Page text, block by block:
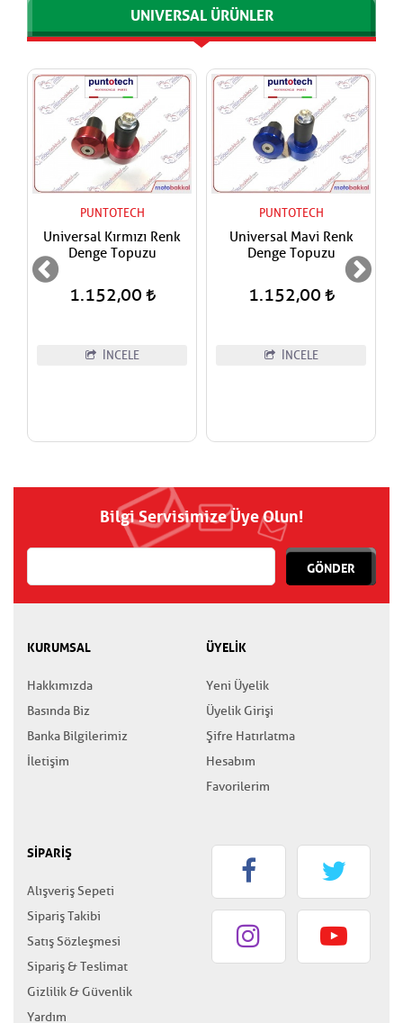
UNIVERSAL ÜRÜNLER
PUNTOTECH
Universal Kırmızı Renk
Denge Topuzu
1.152,00
İNCELE
PUNTOTECH
Universal Mavi Renk
Denge Topuzu
1.152,00
İNCELE
Bilgi Servisimize Üye Olun!
GÖNDER
KURUMSAL
Hakkımızda
Basında Biz
Banka Bilgilerimiz
İletişim
ÜYELİK
Yeni Üyelik
Üyelik Girişi
Şifre Hatırlatma
Hesabım
Favorilerim
SİPARİŞ
Alışveriş Sepeti
Sipariş Takibi
Satış Sözleşmesi
Sipariş & Teslimat
Gizlilik & Güvenlik
Yardım